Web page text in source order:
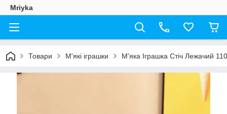
Mriyka
Товари М'які іграшки М'яка Іграшка Стіч Лежачий